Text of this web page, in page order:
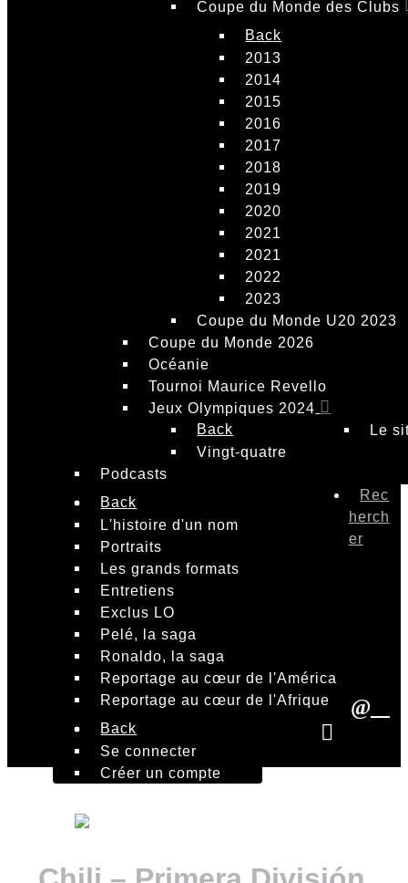
Coupe du Monde des Clubs
Back
2013
2014
2015
2016
2017
2018
2019
2020
2021
2021
2022
2023
Coupe du Monde U20 2023
Coupe du Monde 2026
Océanie
Tournoi Maurice Revello
Jeux Olympiques 2024
Back
Vingt-quatre
Le
Podcasts
Back
L'histoire d'un nom
Portraits
Les grands formats
Entretiens
Exclus LO
Pelé, la saga
Ronaldo, la saga
Reportage au cœur de l'América
Reportage au cœur de l'Afrique
Back
Se connecter
Créer un compte
Rec
herch
er